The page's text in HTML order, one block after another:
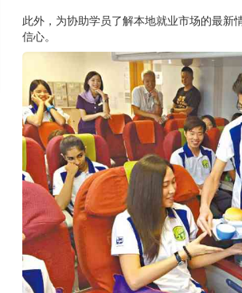
此外，为协助学员了解本地就业市场的最新
信心。